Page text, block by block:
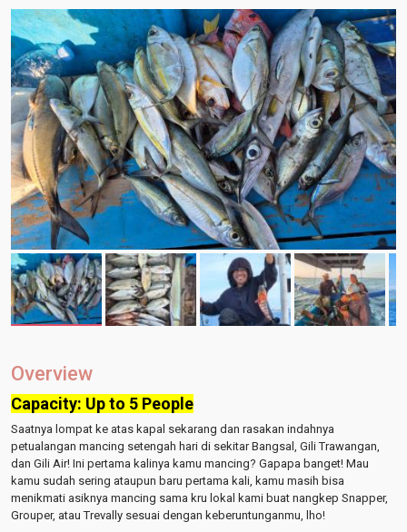
Overview
Capacity: Up to 5 People
Saatnya lompat ke atas kapal sekarang dan rasakan indahnya
petualangan mancing setengah hari di sekitar Bangsal, Gili Trawangan,
dan Gili Air! Ini pertama kalinya kamu mancing? Gapapa banget! Mau
kamu sudah sering ataupun baru pertama kali, kamu masih bisa
menikmati asiknya mancing sama kru lokal kami buat nangkep Snapper,
Grouper, atau Trevally sesuai dengan keberuntunganmu, lho!